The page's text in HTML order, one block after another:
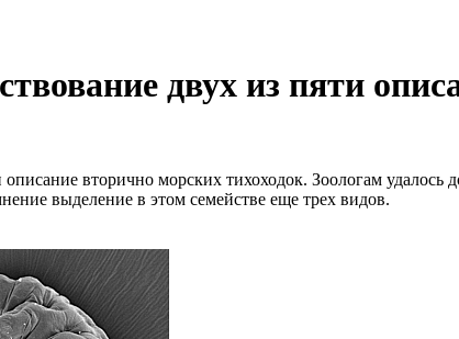
двух из пяти
вторично морских тихоходок. Зоологам удалось
выделение в этом семействе еще трех видов.